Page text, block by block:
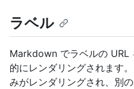
ラベル
Markdown でラベルの URL
的にレンダリングされます
みがレンダリングされ、別